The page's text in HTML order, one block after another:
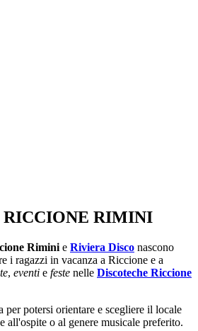
RICCIONE RIMINI
Rimini e Riviera Disco nascono
i ragazzi in vacanza a Riccione e a
, eventi e feste nelle Discoteche Riccione
per potersi orientare e scegliere il locale
all'ospite o al genere musicale preferito.